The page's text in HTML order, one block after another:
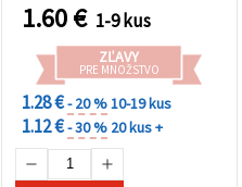
kreatívne DIY tvorenie
1.60€ 1-9 kus
ZĽAVY
PRE MNOŽSTVO
1.28 €- 20 %10-19 kus
1.12 €- 30 % 20 kus +